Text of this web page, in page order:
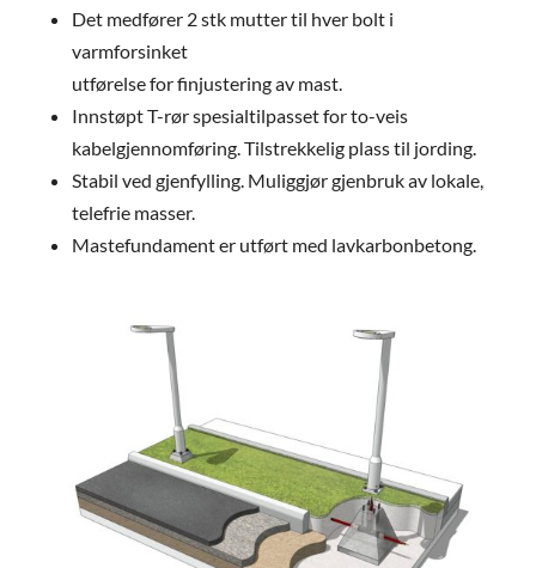
Det medfører 2 stk mutter til hver bolt i
varmforsinket
utførelse for finjustering av mast.
Innstøpt T-rør spesialtilpasset for to-veis
kabelgjennomføring. Tilstrekkelig plass til jording.
Stabil ved gjenfylling. Muliggjør gjenbruk av lokale,
telefrie masser.
Mastefundament er utført med lavkarbonbetong.